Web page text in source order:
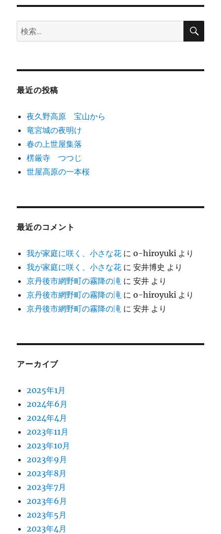
盆
地
雲
の
ペ
ジ
送
り
検
索:
検
最近の投稿
夜久野高原 宝山から
竜宮城の夜明け
春の上世屋集落
楞厳寺 つつじ
世屋高原の一本桜
最近のコメント
我が家庭に咲く、小さな花 にo-hiroyuki より
我が家庭に咲く、小さな花 に安井博史 より
京丹後市網野町の霧降の滝 に安井 より
京丹後市網野町の霧降の滝 にo-hiroyuki より
京丹後市網野町の霧降の滝 に安井 より
アーカイブ
2025年1月
2024年6月
2024年4月
2023年11月
2023年10月
2023年9月
2023年8月
2023年7月
2023年6月
2023年5月
2023年4月